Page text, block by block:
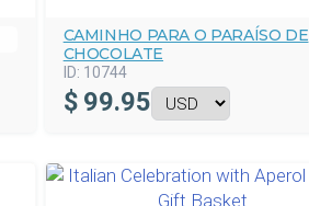
CAMINHO PARA O PARAÍSO DE
CHOCOLATE
ID: 10744
$ 99.95